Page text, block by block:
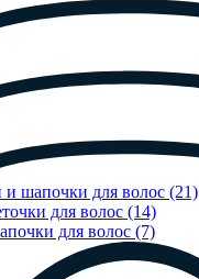
и шапочки для волос (21)
для волос (14)
для волос (7)